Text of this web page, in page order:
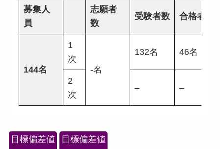
募集人
員
志願者
数
受験者数 合格者数
144名
1
次
-名
132名 46名
2
次
– –
目標偏差値
目標偏差値